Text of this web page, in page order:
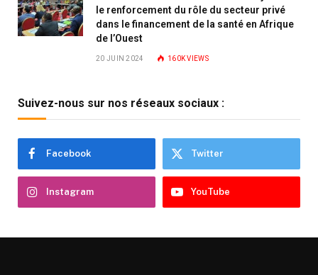
le renforcement du rôle du secteur privé
dans le financement de la santé en Afrique
de l’Ouest
20 JUIN 2024 160KVIEWS
Suivez-nous sur nos réseaux sociaux :
Facebook Twitter
Instagram YouTube